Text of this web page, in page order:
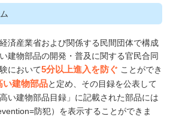
済産業省および関係する民間団体で構成
建物部品の開発・普及に関する官民合同
において5分以上進入を防ぐ ことができ
い建物部品と定め、その目録を公表して
い建物部品目録」に記載された部品には
防犯）を表示することができま